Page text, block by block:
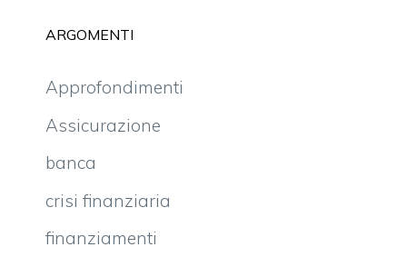
ARGOMENTI
Approfondimenti
Assicurazione
banca
crisi finanziaria
finanziamenti